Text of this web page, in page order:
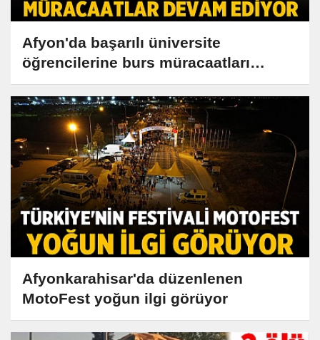
Afyon'da başarılı üniversite
öğrencilerine burs müracaatları
başladı
Afyonkarahisar'da düzenlenen
MotoFest yoğun ilgi görüyor